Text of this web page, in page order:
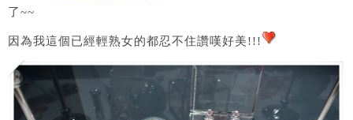
了~~
因為我這個已經輕熟女的都忍不住讚嘆好美!!!